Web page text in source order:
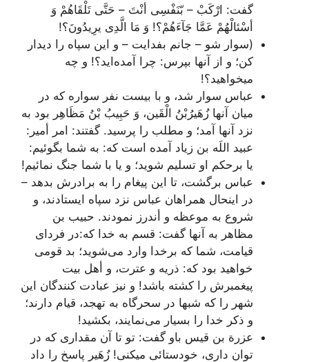
گفت: ‌ ارْکَبْ – بّنَفْسِی أنْتَ – حَتَّی تَلْقَاهُمْ وَ
أسْئالْهُمْ عَمَّا جَآءَهُمْ؟! وَ مَا الَّدِی یرِیدُونَ؟!
(سوار شو – جانم بفدایت – و این سپاه را دیدار
کن؛ و از آنها بپرس: چرا آمده‌اید؟! و چه
میخواهید؟!
عباس سوار شد، و با بیست نفر سواره که در
میان آنها زُهَیرُبْنُ الْقَین، وَ حَبِیبُ بْنُ مَظَاهِر بود به
نزد آنها آمد؛ و مطلب را پرسید. گفتند: امر أمیر:
عبید اللَه بن زیاد آمده است که: به شما بگوئیم:
یا برحکم او تسلیم شوید؛ و یا با شما جنگ نمائیم!
عباس برگشت، تا این پیغام را به برادرش بدهد –
در اینحال همراهان عباس نزد سپاه ایستادند، و
شروع به موعظه و أندرز نمودند. حبیب بن
مظاهر به آنها گفت: قسم به خدا که:در فردای
قیامت، شما که برخدا وارد می‌شوید؛ بد قومی
خواهید بود که: ذریه و عترت، و أهل بیت
پیغمبرش را کشته باشد! و نیز عبادت کنندگان این
شهر را که شبها در سحرگاه به تهجد، قیام دارند؛
و ذکر خدا را بسیار می‌نمایند، بکشید!
عزرة بن قیس باو گفت: تو تا آن مقداری که در
توان داری، خودستائی میکنی! زُهَیر پاسخ را داد